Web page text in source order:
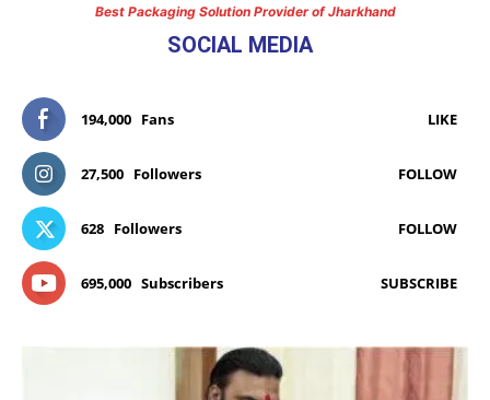
Best Packaging Solution Provider of Jharkhand
SOCIAL MEDIA
194,000 Fans LIKE
27,500 Followers FOLLOW
628 Followers FOLLOW
695,000 Subscribers SUBSCRIBE